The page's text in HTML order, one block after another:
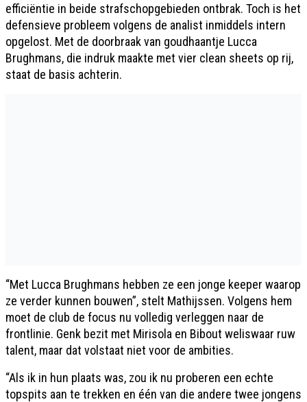
efficiëntie in beide strafschopgebieden ontbrak. Toch is het
defensieve probleem volgens de analist inmiddels intern
opgelost. Met de doorbraak van goudhaantje Lucca
Brughmans, die indruk maakte met vier clean sheets op rij,
staat de basis achterin.
“Met Lucca Brughmans hebben ze een jonge keeper waarop
ze verder kunnen bouwen”, stelt Mathijssen. Volgens hem
moet de club de focus nu volledig verleggen naar de
frontlinie. Genk bezit met Mirisola en Bibout weliswaar ruw
talent, maar dat volstaat niet voor de ambities.
“Als ik in hun plaats was, zou ik nu proberen een echte
topspits aan te trekken en één van die andere twee jongens